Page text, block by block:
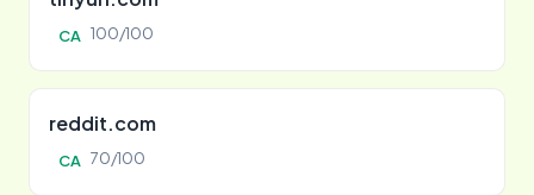
CA 100/100
reddit.com
CA 70/100